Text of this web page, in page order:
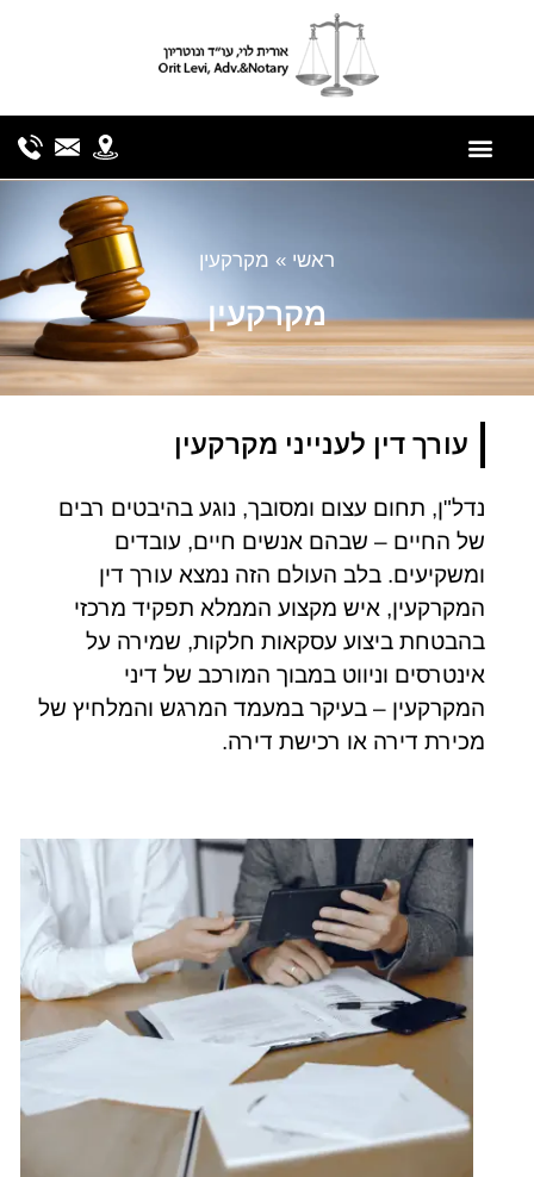
ראשי » מקרקעין
מקרקעין
עורך דין לענייני מקרקעין
נדל"ן, תחום עצום ומסובך, נוגע בהיבטים רבים
של החיים – שבהם אנשים חיים, עובדים
ומשקיעים. בלב העולם הזה נמצא עורך דין
המקרקעין, איש מקצוע הממלא תפקיד מרכזי
בהבטחת ביצוע עסקאות חלקות, שמירה על
אינטרסים וניווט במבוך המורכב של דיני
המקרקעין – בעיקר במעמד המרגש והמלחיץ של
מכירת דירה או רכישת דירה.